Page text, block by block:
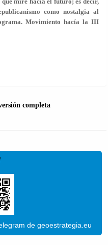
como nostalgia al
Movimiento hacía la III
completa
de geoestrategia.eu